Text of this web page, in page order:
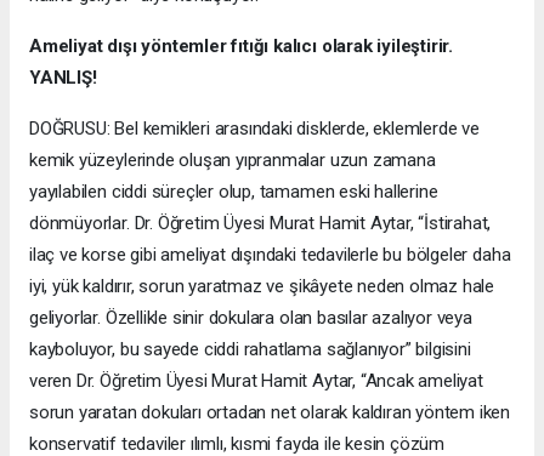
Ameliyat dışı yöntemler fıtığı kalıcı olarak iyileştirir.
YANLIŞ!
DOĞRUSU: Bel kemikleri arasındaki disklerde, eklemlerde ve
kemik yüzeylerinde oluşan yıpranmalar uzun zamana
yayılabilen ciddi süreçler olup, tamamen eski hallerine
dönmüyorlar. Dr. Öğretim Üyesi Murat Hamit Aytar, “İstirahat,
ilaç ve korse gibi ameliyat dışındaki tedavilerle bu bölgeler daha
iyi, yük kaldırır, sorun yaratmaz ve şikâyete neden olmaz hale
geliyorlar. Özellikle sinir dokulara olan basılar azalıyor veya
kayboluyor, bu sayede ciddi rahatlama sağlanıyor” bilgisini
veren Dr. Öğretim Üyesi Murat Hamit Aytar, “Ancak ameliyat
sorun yaratan dokuları ortadan net olarak kaldıran yöntem iken
konservatif tedaviler ılımlı, kısmi fayda ile kesin çözüm